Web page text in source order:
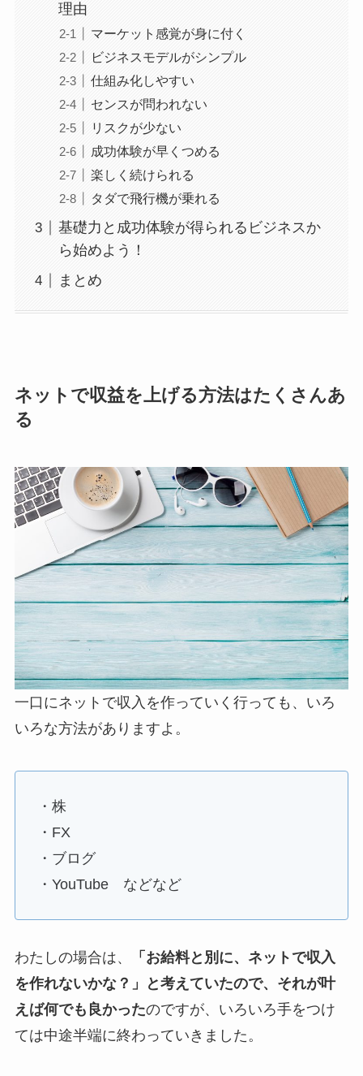
理由
マーケット感覚が身に付く
ビジネスモデルがシンプル
仕組み化しやすい
センスが問われない
リスクが少ない
成功体験が早くつめる
楽しく続けられる
タダで飛行機が乗れる
基礎力と成功体験が得られるビジネスか
ら始めよう！
まとめ
ネットで収益を上げる方法はたくさんあ
る
一口にネットで収入を作っていく行っても、いろ
いろな方法がありますよ。
・株
・FX
・ブログ
・YouTube などなど
わたしの場合は、
「お給料と別に、ネットで収入
を作れないかな？」と考えていたので、それが叶
えば何でも良かったのですが、いろいろ手をつけ
ては中途半端に終わっていきました。